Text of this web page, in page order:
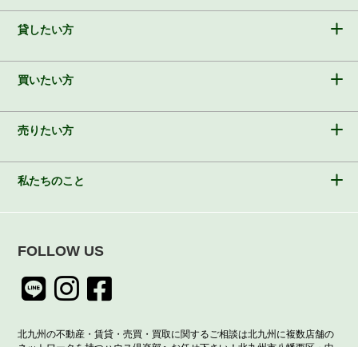
貸したい方
買いたい方
売りたい方
私たちのこと
FOLLOW US
北九州の不動産・賃貸・売買・買取に関するご相談は北九州に複数店舗の